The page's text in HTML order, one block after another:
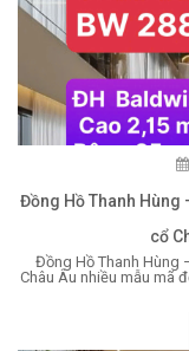
Đồng Hồ Thanh Hùng
cổ
Đồng Hồ Thanh Hùng
Châu Âu nhiều mẫu mã